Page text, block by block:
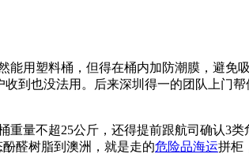
用塑料桶，但得在桶内加防潮膜，避免
到也没法用。后来深圳得一的团队上门
重量不超25公斤，还得提前跟航司确认3
醛树脂到澳洲，就是走的危险品海运拼柜